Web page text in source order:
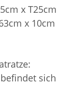
x T25cm
x 10cm
sich